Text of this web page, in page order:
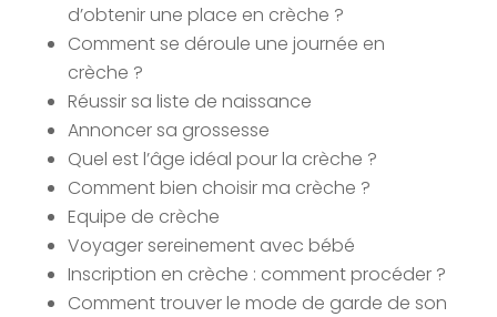
d’obtenir une place en crèche ?
Comment se déroule une journée en
crèche ?
Réussir sa liste de naissance
Annoncer sa grossesse
Quel est l’âge idéal pour la crèche ?
Comment bien choisir ma crèche ?
Equipe de crèche
Voyager sereinement avec bébé
Inscription en crèche : comment procéder ?
Comment trouver le mode de garde de son